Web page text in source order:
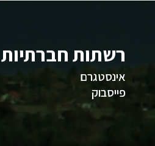
רשתות חברתיות
אינסטגרם
פייסבוק